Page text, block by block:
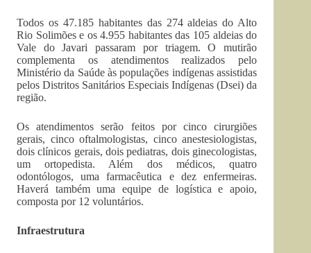
Todos os 47.185 habitantes das 274 aldeias do Alto
Rio Solimões e os 4.955 habitantes das 105 aldeias do
Vale do Javari passaram por triagem. O mutirão
complementa os atendimentos realizados pelo
Ministério da Saúde às populações indígenas assistidas
pelos Distritos Sanitários Especiais Indígenas (Dsei) da
região.
Os atendimentos serão feitos por cinco cirurgiões
gerais, cinco oftalmologistas, cinco anestesiologistas,
dois clínicos gerais, dois pediatras, dois ginecologistas,
um ortopedista. Além dos médicos, quatro
odontólogos, uma farmacêutica e dez enfermeiras.
Haverá também uma equipe de logística e apoio,
composta por 12 voluntários.
Infraestrutura